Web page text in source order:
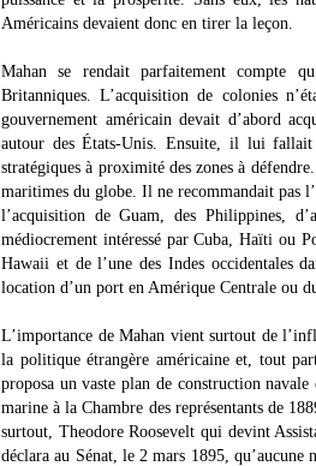
Américains devaient donc en tirer la leçon.
Mahan se rendait parfaitement compte
Britanniques. L’acquisition de colonies
gouvernement américain devait d’abord
autour des États-Unis. Ensuite, il lui fallait
stratégiques à proximité des zones à
maritimes du globe. Il ne recommandait pas
l’acquisition de Guam, des Philippines,
médiocrement intéressé par Cuba, Haïti ou
Hawaii et de l’une des Indes occidentales
location d’un port en Amérique Centrale ou
L’importance de Mahan vient surtout de
la politique étrangère américaine et, tout
proposa un vaste plan de construction
marine à la Chambre des représentants de
surtout, Theodore Roosevelt qui devint
déclara au Sénat, le 2 mars 1895, qu’aucune